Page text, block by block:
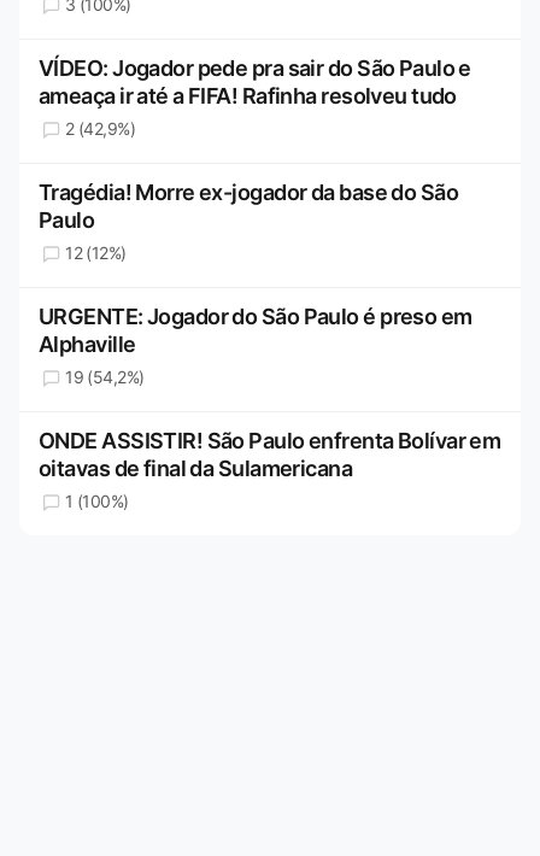
3 (100%)
VÍDEO: Jogador pede pra sair do São Paulo e
ameaça ir até a FIFA! Rafinha resolveu tudo
2 (42,9%)
Tragédia! Morre ex-jogador da base do São
Paulo
12 (12%)
URGENTE: Jogador do São Paulo é preso em
Alphaville
19 (54,2%)
ONDE ASSISTIR! São Paulo enfrenta Bolívar em
oitavas de final da Sulamericana
1 (100%)